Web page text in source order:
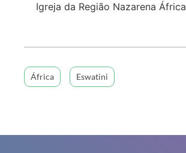
Igreja da Região Nazarena África
África Eswatini